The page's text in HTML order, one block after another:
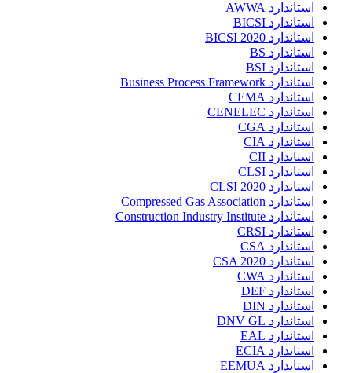
استاندارد AWWA
استاندارد BICSI
استاندارد BICSI 2020
استاندارد BS
استاندارد BSI
استاندارد Business Process Framework
استاندارد CEMA
استاندارد CENELEC
استاندارد CGA
استاندارد CIA
استاندارد CII
استاندارد CLSI
استاندارد CLSI 2020
استاندارد Compressed Gas Association
استاندارد Construction Industry Institute
استاندارد CRSI
استاندارد CSA
استاندارد CSA 2020
استاندارد CWA
استاندارد DEF
استاندارد DIN
استاندارد DNV GL
استاندارد EAL
استاندارد ECIA
استاندارد EEMUA